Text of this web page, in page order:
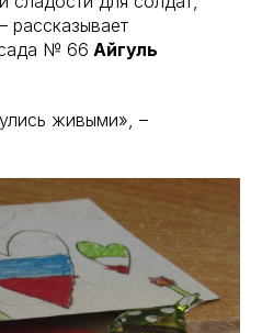
рассказывает
сада № 66 Айгуль
живыми», –